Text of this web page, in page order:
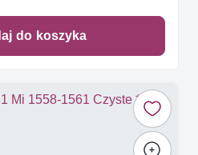
do koszyka